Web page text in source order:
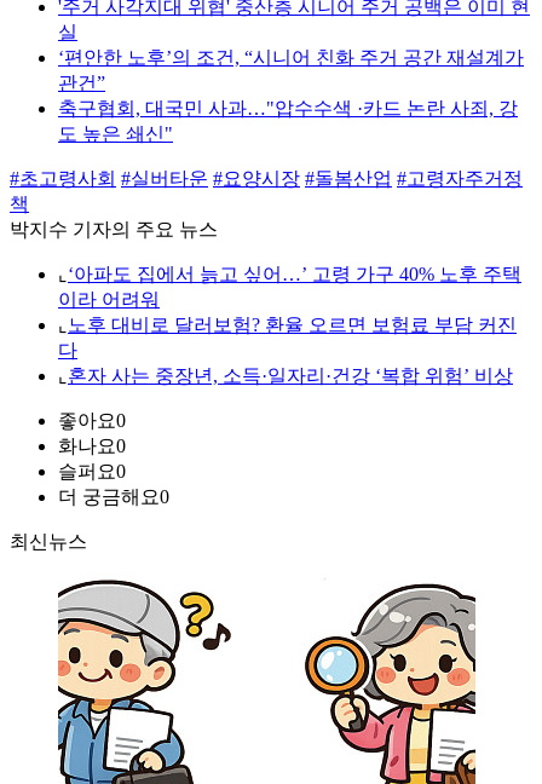
'주거 사각지대 위협' 중산층 시니어 주거 공백은 이미 현
실
‘편안한 노후’의 조건, “시니어 친화 주거 공간 재설계가
관건”
축구협회, 대국민 사과…"압수수색 ·카드 논란 사죄, 강
도 높은 쇄신"
#초고령사회 #실버타운 #요양시장 #돌봄산업 #고령자주거정
책
박지수 기자의 주요 뉴스
⌞ ‘아파도 집에서 늙고 싶어…’ 고령 가구 40% 노후 주택
이라 어려워
⌞ 노후 대비로 달러보험? 환율 오르면 보험료 부담 커진
다
⌞ 혼자 사는 중장년, 소득·일자리·건강 ‘복합 위험’ 비상
좋아요0
화나요0
슬퍼요0
더 궁금해요0
최신뉴스